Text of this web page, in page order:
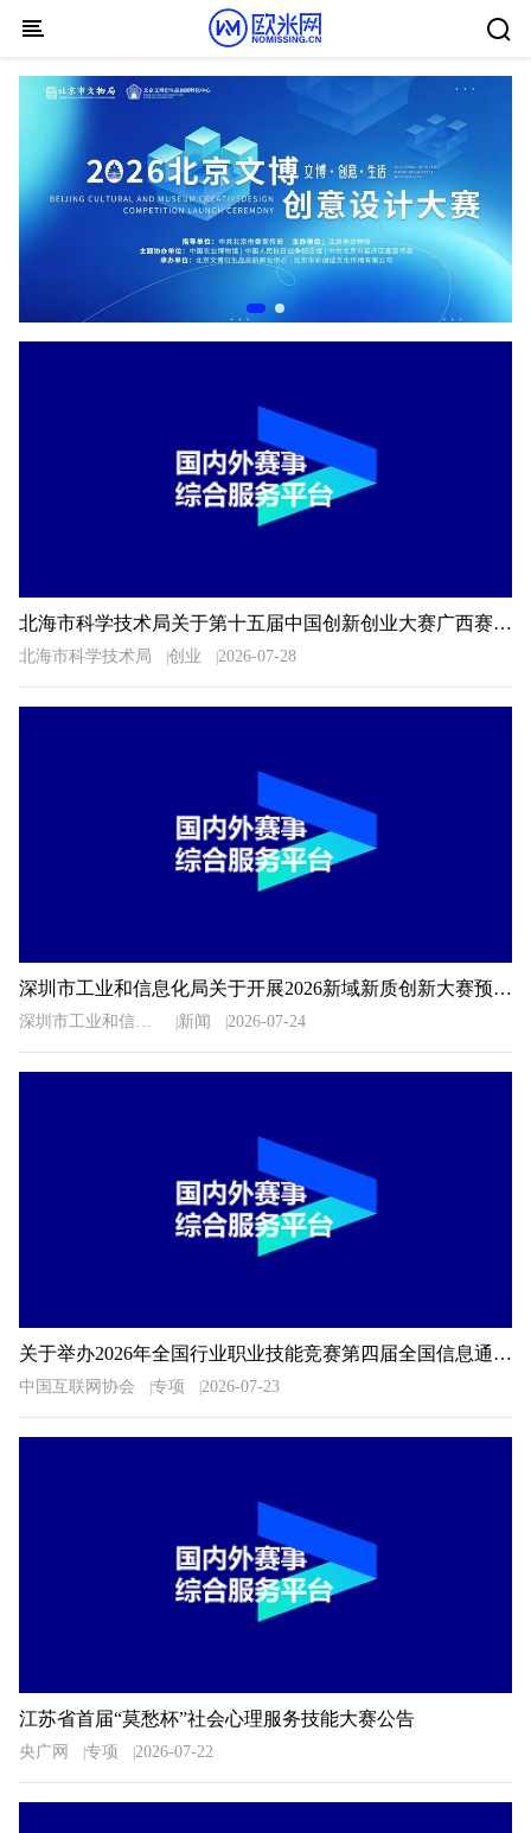
Skip to content
北海市科学技术局关于第十五届中国创新创业大赛广西赛区北海市选拔赛暨2026年北海市创新创业大赛相关事项的通知
北海市科学技术局 创业 2026-07-28
深圳市工业和信息化局关于开展2026新域新质创新大赛预选推荐工作的通知
深圳市工业和信息化局 新闻 2026-07-24
关于举办2026年全国行业职业技能竞赛第四届全国信息通信和互联网行业职业技能竞赛的通知
中国互联网协会 专项 2026-07-23
江苏省首届“莫愁杯”社会心理服务技能大赛公告
央广网 专项 2026-07-22